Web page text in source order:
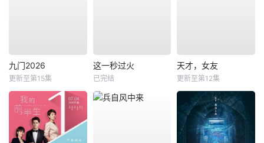
九门2026
更新至第15集
这一秒过火
已完结
天才，女友
更新至第12集